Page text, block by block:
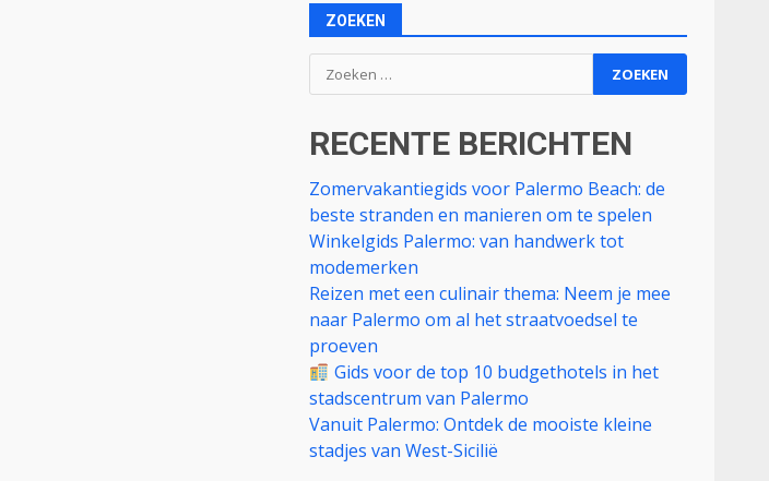
ZOEKEN
Zoeken
naar:
RECENTE BERICHTEN
Zomervakantiegids voor Palermo Beach: de
beste stranden en manieren om te spelen
Winkelgids Palermo: van handwerk tot
modemerken
Reizen met een culinair thema: Neem je mee
naar Palermo om al het straatvoedsel te
proeven
Gids voor de top 10 budgethotels in het
stadscentrum van Palermo
Vanuit Palermo: Ontdek de mooiste kleine
stadjes van West-Sicilië